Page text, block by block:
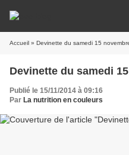
Accueil » Devinette du samedi 15
Devinette du samedi
Publié le 15/11/2014 à 09:16
Par La nutrition en couleurs